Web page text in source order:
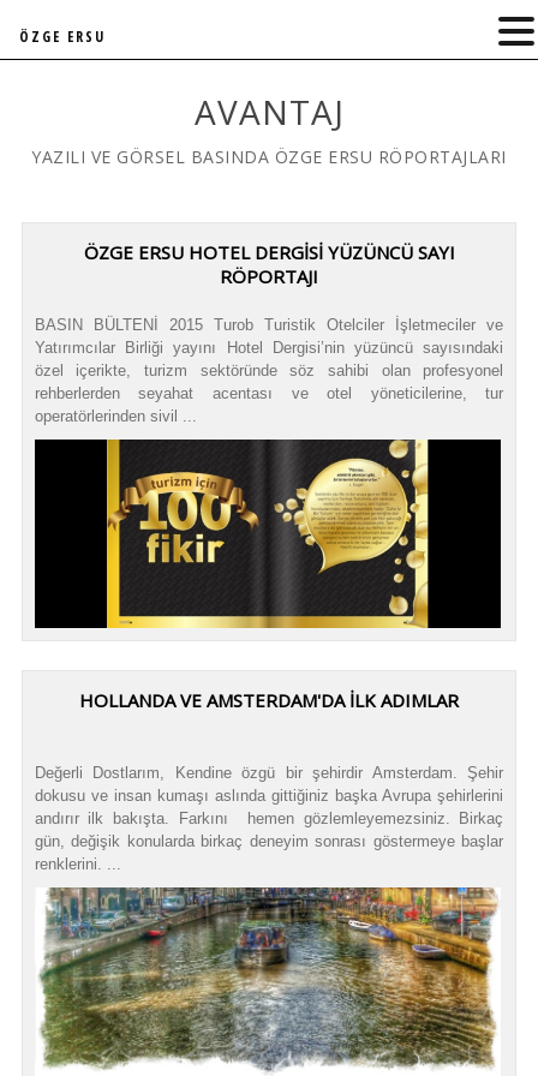
AVANTAJ
YAZILI VE GÖRSEL BASINDA ÖZGE ERSU RÖPORTAJLARI
ÖZGE ERSU HOTEL DERGİSİ YÜZÜNCÜ SAYI
RÖPORTAJI
BASIN BÜLTENİ 2015 Turob Turistik Otelciler İşletmeciler ve
Yatırımcılar Birliği yayını Hotel Dergisi’nin yüzüncü sayısındaki
özel içerikte, turizm sektöründe söz sahibi olan profesyonel
rehberlerden seyahat acentası ve otel yöneticilerine, tur
operatörlerinden sivil ...
HOLLANDA VE AMSTERDAM'DA İLK ADIMLAR
Değerli Dostlarım, Kendine özgü bir şehirdir Amsterdam. Şehir
dokusu ve insan kumaşı aslında gittiğiniz başka Avrupa şehirlerini
andırır ilk bakışta. Farkını hemen gözlemleyemezsiniz. Birkaç
gün, değişik konularda birkaç deneyim sonrası göstermeye başlar
renklerini. ...
ÖZGE ERSU